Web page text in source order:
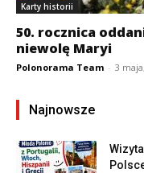
Karty historii
50. rocznica
niewolę Maryi
Polonorama Team - 3
Najnowsze